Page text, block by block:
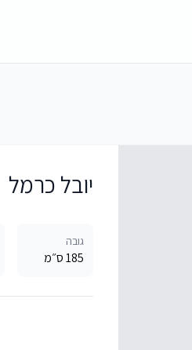
יובל כרמל
גובה
185 ס״מ